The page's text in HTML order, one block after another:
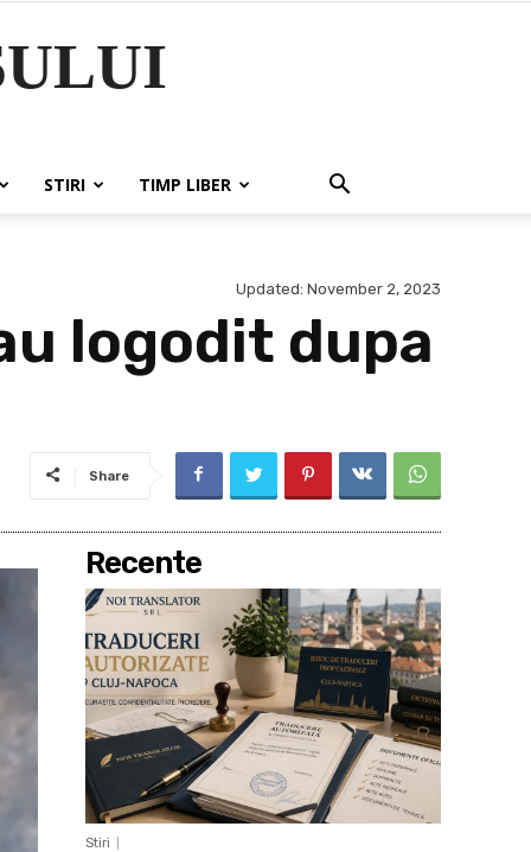
STIRI TIMP LIBER
Updated: November 2, 2023
logodit dupa
Share
Recente
Stiri